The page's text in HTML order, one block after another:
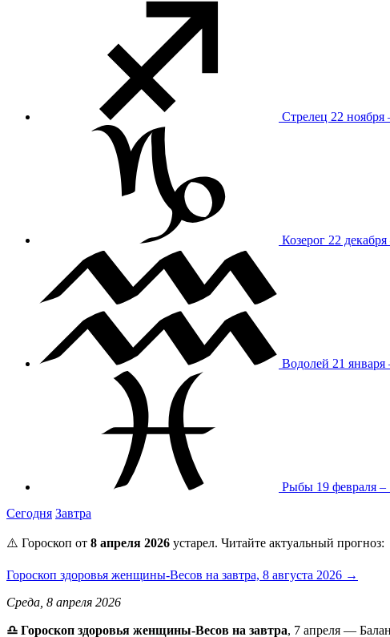
Стрелец 22 ноября
Козерог 22
Водолей 21 января
Рыбы 19 февраля –
Сегодня Завтра
⚠️ Гороскоп от 8 апреля 2026 устарел. Читайте актуальный прогноз:
Гороскоп здоровья женщины-Весов на завтра, 8 августа 2026 →
Среда, 8 апреля 2026
♎️ Гороскоп здоровья женщины-Весов на завтра, 7 апреля —